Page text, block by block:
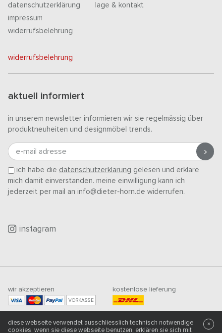
datenschutzerklärung
impressum
widerrufsbelehrung
lage & kontakt
widerrufsbelehrung
aktuell informiert
in unserem newsletter informieren wir sie regelmässig über
produktneuheiten und designmöbel trends.
e-mail adresse
ich habe die datenschutzerklärung gelesen und erkläre
mich damit einverstanden. meine einwilligung kann ich
jederzeit per mail an info@dieter-horn.de widerrufen.
instagram
wir akzeptieren
VORKASSE
kostenlose lieferung
mindestbestellwert
500CHF
diese webseite verwendet ausschliesslich technisch notwendige
cookies. wenn sie diese webseite benutzen, erklären sie sich mit
×